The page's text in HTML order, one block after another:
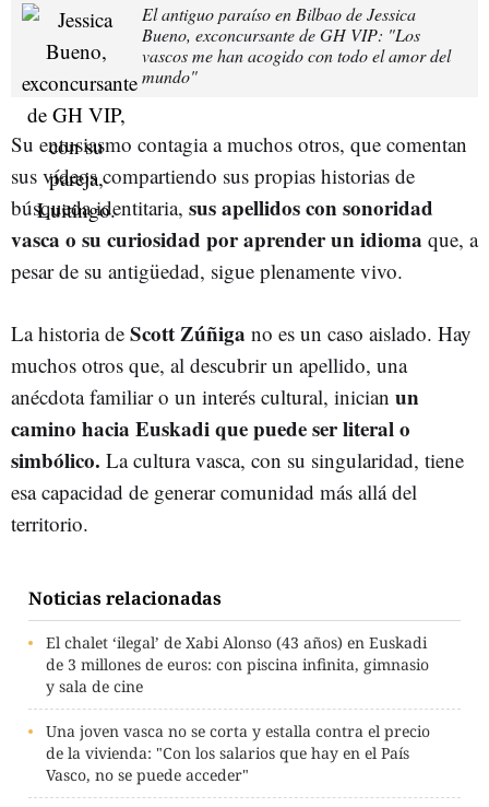
El antiguo paraíso en Bilbao de Jessica
Bueno, exconcursante de GH VIP: "Los
vascos me han acogido con todo el amor del
mundo"
Su entusiasmo contagia a muchos otros, que comentan
sus vídeos compartiendo sus propias historias de
búsqueda identitaria, sus apellidos con sonoridad
vasca o su curiosidad por aprender un idioma que, a
pesar de su antigüedad, sigue plenamente vivo.
La historia de Scott Zúñiga no es un caso aislado. Hay
muchos otros que, al descubrir un apellido, una
anécdota familiar o un interés cultural, inician un
camino hacia Euskadi que puede ser literal o
simbólico. La cultura vasca, con su singularidad, tiene
esa capacidad de generar comunidad más allá del
territorio.
Noticias relacionadas
El chalet ‘ilegal’ de Xabi Alonso (43 años) en Euskadi
de 3 millones de euros: con piscina infinita, gimnasio
y sala de cine
Una joven vasca no se corta y estalla contra el precio
de la vivienda: "Con los salarios que hay en el País
Vasco, no se puede acceder"